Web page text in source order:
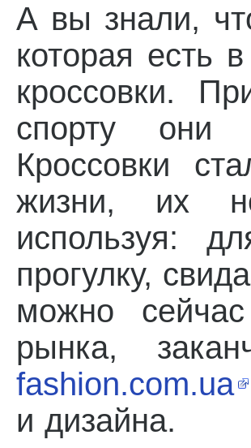
А вы знали,
которая есть
кроссовки.
спорту они
Кроссовки
жизни, их
используя:
прогулку,
можно
рынка,
fashion.com.ua
и дизайна.